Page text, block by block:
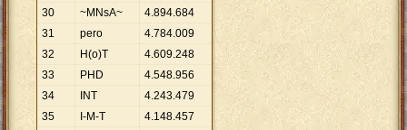
30
~MNsA~ 4.894.684
31
pero 4.784.009
32
H(o)T 4.609.248
33
PHD 4.548.956
34
INT 4.243.479
35
I-M-T 4.148.457